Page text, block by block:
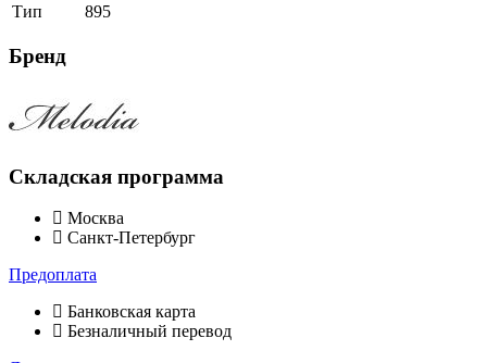
Тип
895
Бренд
Складская программа
Москва
Санкт-Петербург
Предоплата
Банковская карта
Безналичный перевод